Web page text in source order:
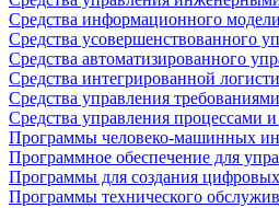
Средства информационного
Средства усовершенствованного
Средства автоматизированного
Средства интегрированной
Средства управления
Средства управления процессами
Программы человеко-машинных
Программное обеспечение для
Программы для создания
Программы технического